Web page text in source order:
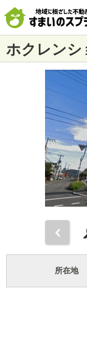
ホクレンシ
所在地